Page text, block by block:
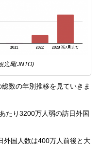
光局(JNTO)
数の年別推移を見ていきま
たり3200万人弱の訪日外国
外国人数は400万人前後と大